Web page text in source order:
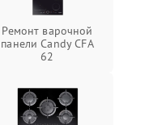
Ремонт варочной
панели Candy CFA
62